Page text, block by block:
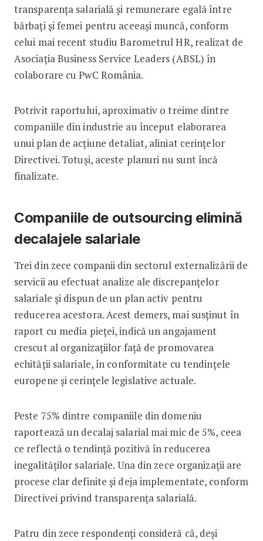
transparența salarială și remunerare egalã între
bărbați și femei pentru aceeași muncă, conform
celui mai recent studiu Barometrul HR, realizat de
Asociația Business Service Leaders (ABSL) în
colaborare cu PwC România.
Potrivit raportului, aproximativ o treime dintre
companiile din industrie au început elaborarea
unui plan de acțiune detaliat, aliniat cerințelor
Directivei. Totuși, aceste planuri nu sunt încă
finalizate.
Companiile de outsourcing elimină
decalajele salariale
Trei din zece companii din sectorul externalizării de
servicii au efectuat analize ale discrepanțelor
salariale și dispun de un plan activ pentru
reducerea acestora. Acest demers, mai susținut în
raport cu media pieței, indică un angajament
crescut al organizațiilor față de promovarea
echității salariale, în conformitate cu tendințele
europene și cerințele legislative actuale.
Peste 75% dintre companiile din domeniu
raportează un decalaj salarial mai mic de 5%, ceea
ce reflectă o tendință pozitivă în reducerea
inegalităților salariale. Una din zece organizații are
procese clar definite și deja implementate, conform
Directivei privind transparența salarială.
Patru din zece respondenți consideră că, deși